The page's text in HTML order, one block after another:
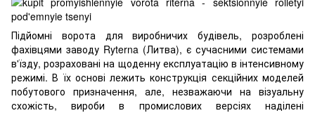
Підйомні ворота для виробничих будівель, розроблені
фахівцями заводу Ryterna (Литва), є сучасними системами
в'їзду, розраховані на щоденну експлуатацію в інтенсивному
режимі. В їх основі лежить конструкція секційних моделей
побутового призначення, але, незважаючи на візуальну
схожість, вироби в промислових версіях наділені